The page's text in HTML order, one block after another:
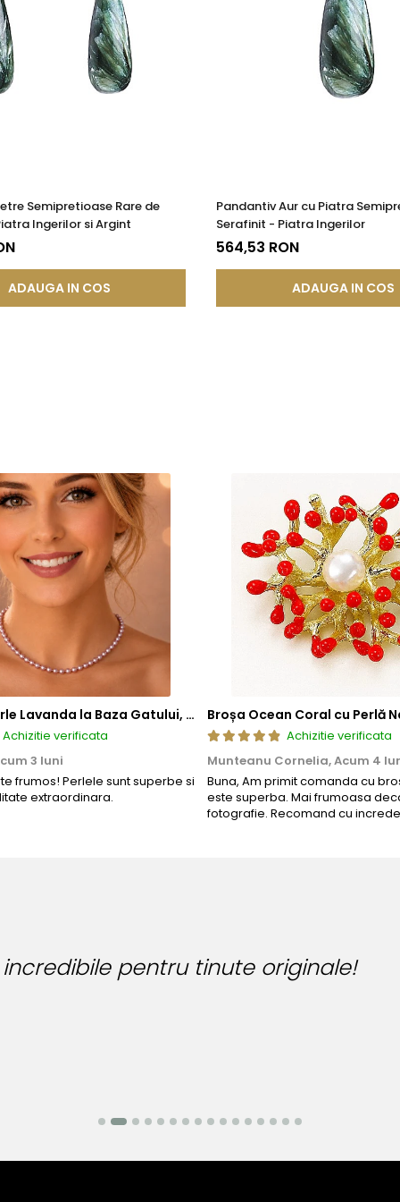
fiind asociată cu reînnoirea și regenerarea, atât în plan
ajutând la liniștirea minții și la accesarea stării de
că poate curăța și purifica aura, aliniind toate
si argint si zalele duble din aur si argint includ in structura
global in productia de bijuterii fine, fiind utilizata de
interne nu afecteaza aspectul, calitatea sau
rezistenta si siguranta bijuteriei in utilizarea zilnica.
metalica interna, realizata dintr-un aliaj metalic comun
in timp.
de deschidere si inchidere
, includ in structura
si siguranta mecanismului. Acest element previne uzura
sigura a inchizatorilor si altor elemente ale bijuteriilor,
confera o durabilitate sporita, reducand riscul
functionalitate si rezistenta, permitand bijuteriilor sa isi
ci si sigura si rezistenta la uzura zilnica. Astfel, clientii se pot
Semipretioase Rare de
Ingerilor si Argint
ADAUGA IN COS
Pandantiv Aur cu Piatra
Serafinit - Piatra Ingerilor
564,53 RON
ADAUGA IN COS
Colier cu Perle Lavanda la Baza Gatului, de 4-5 mm, Perle Rare, Calitate AAA+, Aur 14K | KASKADDA®
Achizitie verificata
3 luni
frumos! Perlele sunt superbe si
extraordinara.
Broșa Ocean Coral cu Perlă
Achizitie verificata
Munteanu Cornelia,Acum 4
Buna, Am primit comanda cu
este superba. Mai frumoasa
fotografie. Recomand cu
pentru tinute originale!